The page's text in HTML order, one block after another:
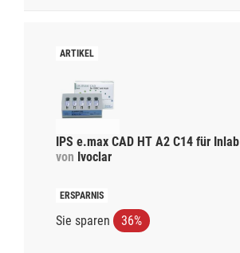
IPS e.max CAD HT A2 C14 für Inlab
von Ivoclar
Sie sparen 36%